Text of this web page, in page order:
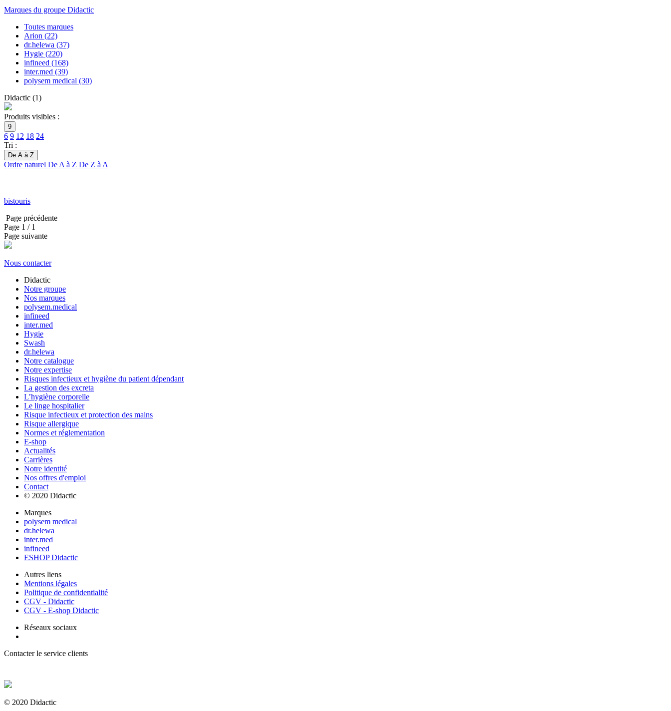
Marques du groupe Didactic
Toutes marques
Arion (22)
dr.helewa (37)
Hygie (220)
infineed (168)
inter.med (39)
polysem medical (30)
Didactic (1)
Produits visibles :
9
6 9 12 18 24
Tri :
De A à Z
Ordre naturel De A à Z De Z à A
bistouris
Page précédente
Page 1 / 1
Page suivante
Nous contacter
Didactic
Notre groupe
Nos marques
polysem.medical
infineed
inter.med
Hygie
Swash
dr.helewa
Notre catalogue
Notre expertise
Risques infectieux et hygiène du patient dépendant
La gestion des excreta
L’hygiène corporelle
Le linge hospitalier
Risque infectieux et protection des mains
Risque allergique
Normes et réglementation
E-shop
Actualités
Carrières
Notre identité
Nos offres d'emploi
Contact
© 2020 Didactic
Marques
polysem medical
dr.helewa
inter.med
infineed
ESHOP Didactic
Autres liens
Mentions légales
Politique de confidentialité
CGV - Didactic
CGV - E-shop Didactic
Réseaux sociaux
Contacter le service clients
© 2020 Didactic